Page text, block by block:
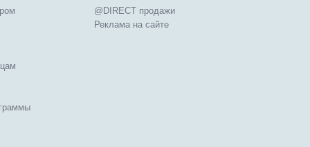
@DIRECT продажи
Реклама на сайте